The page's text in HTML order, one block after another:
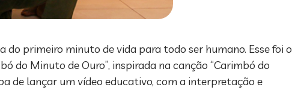
primeiro minuto de vida para todo ser humano. Esse foi o
do Minuto de Ouro”, inspirada na canção “Carimbó do
de lançar um vídeo educativo, com a interpretação e